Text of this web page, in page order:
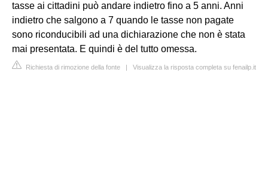
tasse ai cittadini può andare indietro fino a 5 anni. Anni
indietro che salgono a 7 quando le tasse non pagate
sono riconducibili ad una dichiarazione che non è stata
mai presentata. E quindi è del tutto omessa.
Richiesta di rimozione della fonte | Visualizza la risposta completa su fenailp.it